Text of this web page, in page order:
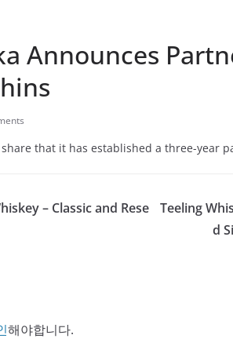
Announces
that it has established a three-year
– Classic and Rese
Teeling
d
해야합니다.